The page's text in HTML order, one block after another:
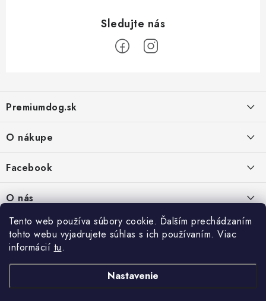
Tento web používa súbory cookie. Ďalším prechádzaním
tohto webu vyjadrujete súhlas s ich používaním. Viac
informácií tu.
Nastavenie
p
ä
Premiumdog.sk
PREDAJŇA:
Petőfiho 65
Štúrovo 943 01
Po-Pia - 8:00-18:00
O nákupe
Ochrana osobných údajov
Vrátanie tovaru
Reklamácie
Facebook
O nás
Kontakty
Prečo nakúpiť u nás
Predajňa